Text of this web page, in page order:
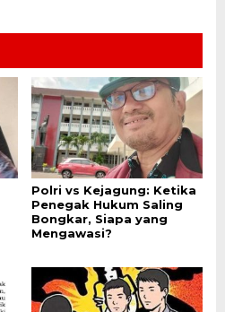
Polri vs Kejagung: Ketika
Penegak Hukum Saling
Bongkar, Siapa yang
Mengawasi?